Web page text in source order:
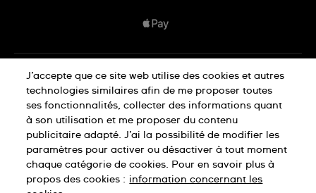
Déclaration de confidentialité
Déclaration concernant les cookies
Conditions d'utilisation
J’accepte que ce site web utilise des cookies et autres
technologies similaires afin de me proposer toutes
ses fonctionnalités, collecter des informations quant
à son utilisation et me proposer du contenu
publicitaire adapté. J’ai la possibilité de modifier les
paramètres pour activer ou désactiver à tout moment
chaque catégorie de cookies. Pour en savoir plus à
propos des cookies : information concernant les